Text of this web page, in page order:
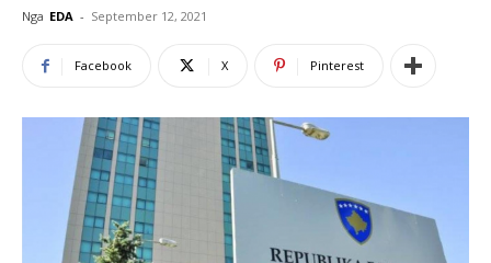
Nga EDA - September 12, 2021
Facebook X Pinterest